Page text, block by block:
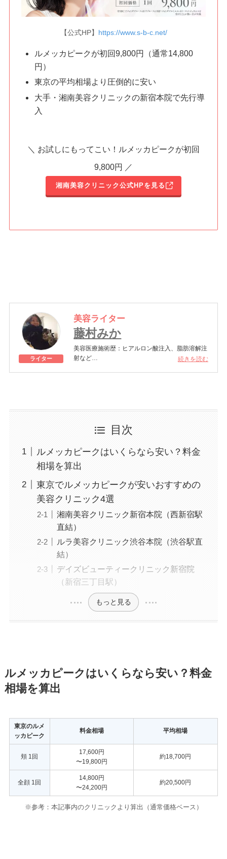
【公式HP】 https://www.s-b-c.net/
ルメッカピークが初回9,800円（通常14,800
円）
東京の平均相場より圧倒的に安い
大手・湘南美容クリニックの新宿本院で先行導
入
＼ お試しにもってこい！ルメッカピークが初回
9,800円 ／
湘南美容クリニック公式HPを見る
ライター
美容ライター
藤村みか
美容医療施術歴：ヒアルロン酸注入、脂肪溶解注
射など
続きを読む
目次
ルメッカピークはいくらなら安い？料金
相場を算出
東京でルメッカピークが安いおすすめの
美容クリニック4選
湘南美容クリニック新宿本院（西新宿駅
直結）
ルラ美容クリニック渋谷本院（渋谷駅直
結）
デイズビューティークリニック新宿院
（新宿三丁目駅）
もっと見る
ルメッカピークはいくらなら安い？料金
相場を算出
東京のルメ
ッカピーク
料金相場 平均相場
頬 1回
17,600円
〜19,800円
約18,700円
全顔 1回
14,800円
〜24,200円
約20,500円
※参考：本記事内のクリニック より算出（通常価格ベース）